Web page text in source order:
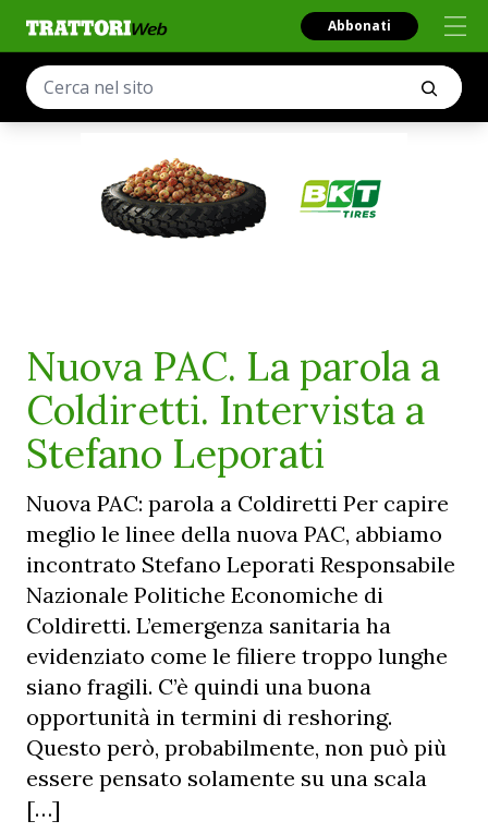
Abbonati
Nuova PAC. La parola a
Coldiretti. Intervista a
Stefano Leporati
Nuova PAC: parola a Coldiretti Per capire
meglio le linee della nuova PAC, abbiamo
incontrato Stefano Leporati Responsabile
Nazionale Politiche Economiche di
Coldiretti. L’emergenza sanitaria ha
evidenziato come le filiere troppo lunghe
siano fragili. C’è quindi una buona
opportunità in termini di reshoring.
Questo però, probabilmente, non può più
essere pensato solamente su una scala
[…]